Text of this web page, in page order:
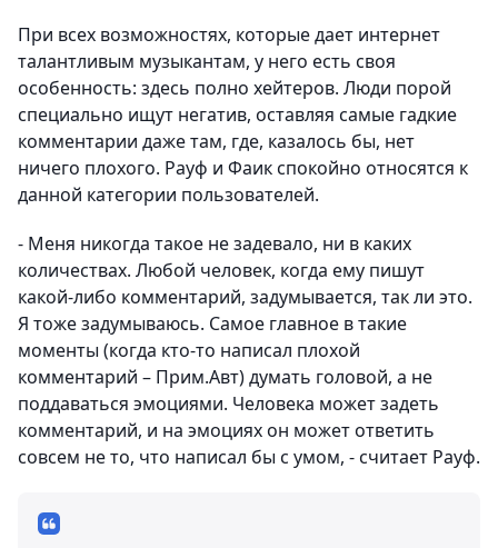
При всех возможностях, которые дает интернет
талантливым музыкантам, у него есть своя
особенность: здесь полно хейтеров. Люди порой
специально ищут негатив, оставляя самые гадкие
комментарии даже там, где, казалось бы, нет
ничего плохого. Рауф и Фаик спокойно относятся к
данной категории пользователей.
- Меня никогда такое не задевало, ни в каких
количествах. Любой человек, когда ему пишут
какой-либо комментарий, задумывается, так ли это.
Я тоже задумываюсь. Самое главное в такие
моменты (когда кто-то написал плохой
комментарий – Прим.Авт) думать головой, а не
поддаваться эмоциями. Человека может задеть
комментарий, и на эмоциях он может ответить
совсем не то, что написал бы с умом, - считает Рауф.